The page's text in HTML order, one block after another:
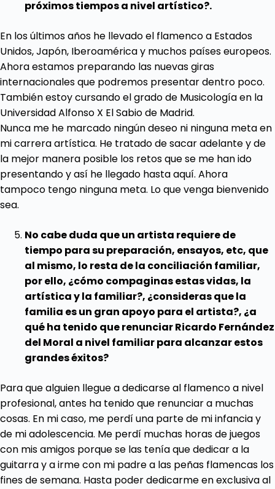
próximos tiempos a nivel artístico?.
En los últimos años he llevado el flamenco a Estados
Unidos, Japón, Iberoamérica y muchos países europeos.
Ahora estamos preparando las nuevas giras
internacionales que podremos presentar dentro poco.
También estoy cursando el grado de Musicología en la
Universidad Alfonso X El Sabio de Madrid.
Nunca me he marcado ningún deseo ni ninguna meta en
mi carrera artística. He tratado de sacar adelante y de
la mejor manera posible los retos que se me han ido
presentando y así he llegado hasta aquí. Ahora
tampoco tengo ninguna meta. Lo que venga bienvenido
sea.
No cabe duda que un artista requiere de
tiempo para su preparación, ensayos, etc, que
al mismo, lo resta de la conciliación familiar,
por ello, ¿cómo compaginas estas vidas, la
artística y la familiar?, ¿consideras que la
familia es un gran apoyo para el artista?, ¿a
qué ha tenido que renunciar Ricardo Fernández
del Moral a nivel familiar para alcanzar estos
grandes éxitos?
Para que alguien llegue a dedicarse al flamenco a nivel
profesional, antes ha tenido que renunciar a muchas
cosas. En mi caso, me perdí una parte de mi infancia y
de mi adolescencia. Me perdí muchas horas de juegos
con mis amigos porque se las tenía que dedicar a la
guitarra y a irme con mi padre a las peñas flamencas los
fines de semana. Hasta poder dedicarme en exclusiva al